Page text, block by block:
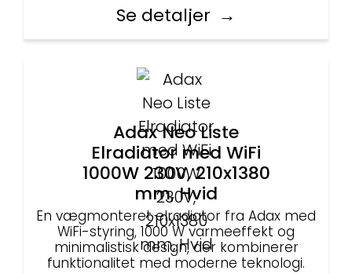
Se detaljer
Adax Neo Liste
Elradiator med WiFi
1000W 230V, 210x1380
mm, Hvid
En vægmonteret elradiator fra Adax med
WiFi-styring, 1000 W varmeeffekt og
minimalistisk design, der kombinerer
funktionalitet med moderne teknologi.